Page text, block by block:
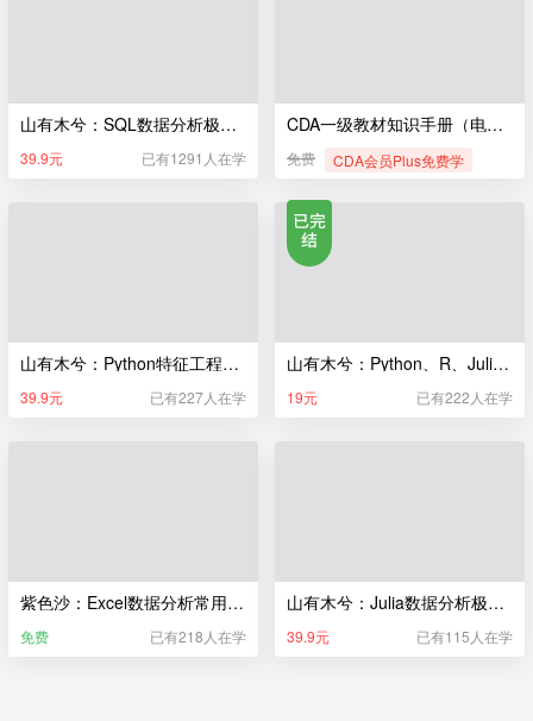
山有木兮：SQL数据分析极简入门
39.9元 已有1291人在学
CDA一级教材知识手册（电子版）
免费 CDA会员Plus免费学
山有木兮：Python特征工程极简入门
39.9元 已有227人在学
山有木兮：Python、R、Julia编程极简入门
19元 已有222人在学
紫色沙：Excel数据分析常用的50个函数
免费 已有218人在学
山有木兮：Julia数据分析极简入门
39.9元 已有115人在学